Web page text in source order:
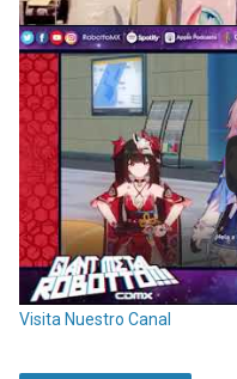
Visita Nuestro Canal